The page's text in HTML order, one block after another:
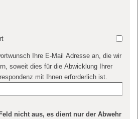
Ihre E-Mail Adresse an, die wir
soweit dies für die Abwicklung Ihrer
mit Ihnen erforderlich ist.
nicht aus, es dient nur der Abwehr